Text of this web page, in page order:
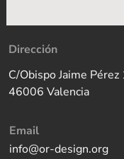
Dirección
C/Obispo Jaime Pérez
46006 Valencia
Email
info@or-design.org